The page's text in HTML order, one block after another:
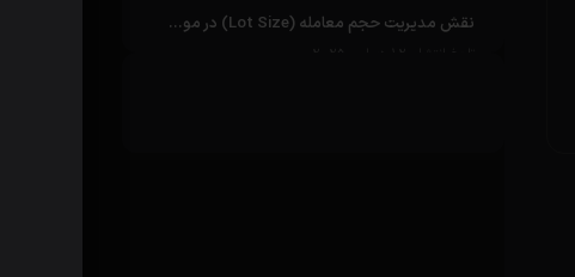
نقش مدیریت حجم معامله (Lot Size) در موفقیت استراتژی‌ها